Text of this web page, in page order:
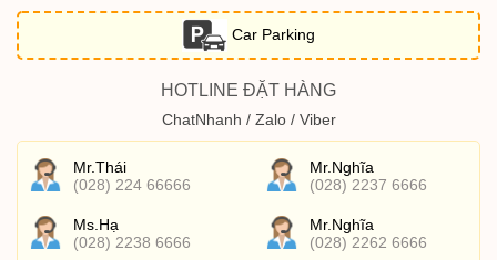
Car Parking
HOTLINE ĐẶT HÀNG
ChatNhanh / Zalo / Viber
Mr.Thái
(028) 224 66666
Mr.Nghĩa
(028) 2237 6666
Ms.Hạ
(028) 2238 6666
Mr.Nghĩa
(028) 2262 6666